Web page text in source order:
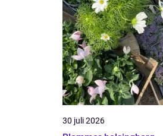
30 juli 2026